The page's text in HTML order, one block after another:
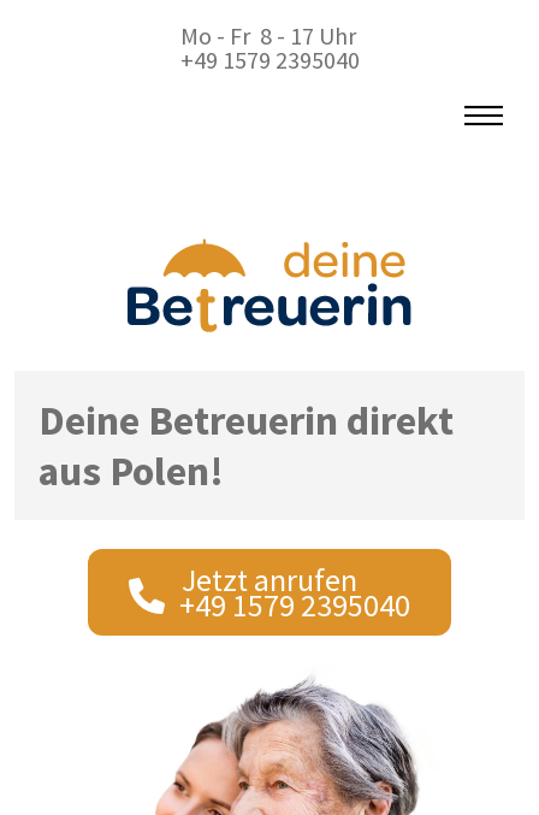
Mo - Fr 8 - 17 Uhr
+49 1579 2395040
Deine Betreuerin direkt
aus Polen!
Jetzt anrufen
+49 1579 2395040